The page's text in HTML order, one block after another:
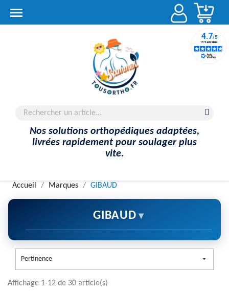

Nos solutions orthopédiques adaptées,
livrées rapidement pour soulager plus
vite.
Accueil Marques GIBAUD
GIBAUD
Pertinence 
Affichage 1-12 de 30 article(s)